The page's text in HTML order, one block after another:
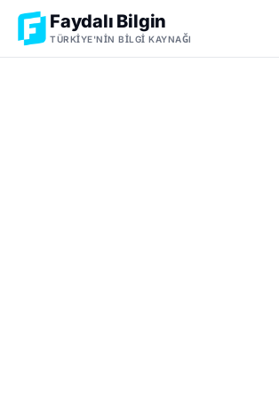
Faydalı Bilgin
TÜRKIYE'NIN BILGI KAYNAĞI